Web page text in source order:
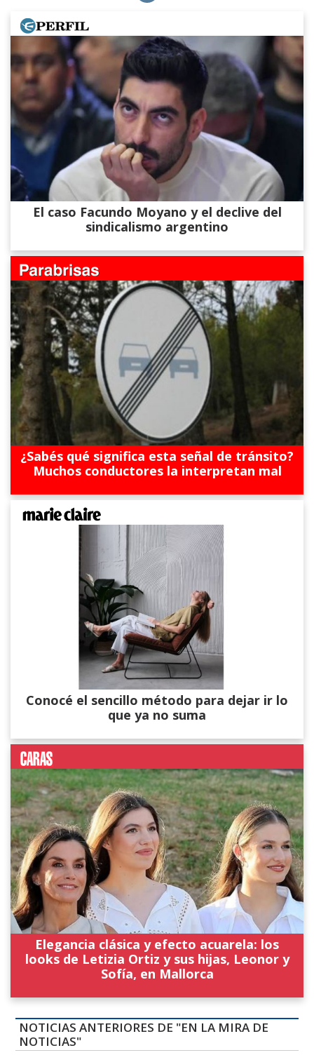
El caso Facundo Moyano y el declive del
sindicalismo argentino
¿Sabés qué significa esta señal de tránsito?
Muchos conductores la interpretan mal
Conocé el sencillo método para dejar ir lo
que ya no suma
Elegancia clásica y efecto acuarela: los
looks de Letizia Ortiz y sus hijas, Leonor y
Sofía, en Mallorca
NOTICIAS ANTERIORES DE "EN LA MIRA DE
NOTICIAS"